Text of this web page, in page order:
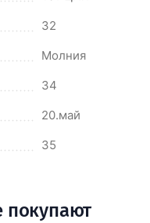
32
Молния
34
20.май
35
покупают